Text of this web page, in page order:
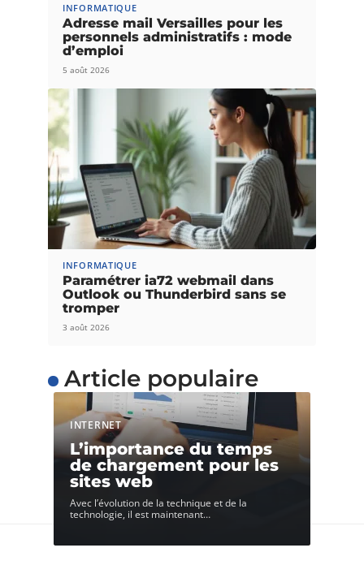
INFORMATIQUE
Adresse mail Versailles pour les
personnels administratifs : mode
d’emploi
5 août 2026
INFORMATIQUE
Paramétrer ia72 webmail dans
Outlook ou Thunderbird sans se
tromper
3 août 2026
Article populaire
INTERNET
L’importance du temps
de chargement pour les
sites web
Avec l’évolution de la technique et de la
technologie, il est maintenant…